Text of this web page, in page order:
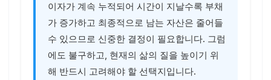
이자가 계속 누적되어 시간이 지날수록 부채
가 증가하고 최종적으로 남는 자산은 줄어들
수 있으므로 신중한 결정이 필요합니다. 그럼
에도 불구하고, 현재의 삶의 질을 높이기 위
해 반드시 고려해야 할 선택지입니다.